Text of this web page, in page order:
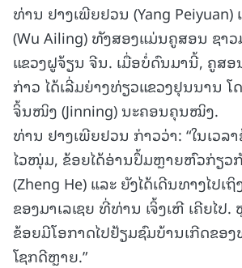
ທ່ານ ຢາງເພີຍຢວນ (Yang Peiyuan)
(Wu Ailing) ທັງສອງແມ່ນຄູສອນ ຊາວ
ແຂວງຝູຈ້ຽນ ຈີນ. ເມື່ອບໍ່ດົນມານີ້, ຄູສ
ກ່າວ ໄດ້ເລີ່ມຍ່າງທ່ຽວແຂວງຢຸນນານ ໂ
ຈິ້ນໜິງ (Jinning) ນະຄອນຄຸນໝິງ.
ທ່ານ ຢາງເພີຍຢວນ ກ່າວວ່າ: “ໃນເວລ
ໄວໜຸ່ມ, ຂ້ອຍໄດ້ອ່ານປຶ້ມຫຼາຍຫົວກ່ຽວ
(Zheng He) ແລະ ຍັງໄດ້ເດີນທາງໄປ
ຂອງມາເລເຊຍ ທີ່ທ່ານ ເຈິ້ງເຫີ ເຄີຍໄປ
ຂ້ອຍມີໂອກາດໄປຢ້ຽມຊົມບ້ານເກີດຂອ
ໂຊກດີຫຼາຍ.”